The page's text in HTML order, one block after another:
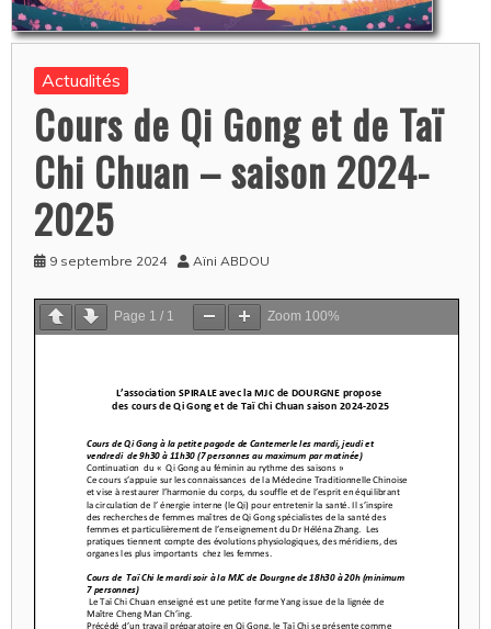
Actualités
Cours de Qi Gong et de Taï
Chi Chuan – saison 2024-
2025
9 septembre 2024 Aïni ABDOU
Page 1 / 1 Zoom 100%